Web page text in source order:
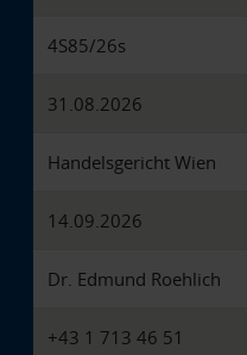
4S85/26s
31.08.2026
Handelsgericht Wien
14.09.2026
Dr. Edmund Roehlich
+43 1 713 46 51